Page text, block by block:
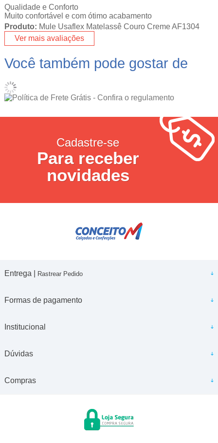
Qualidade e Conforto
Muito confortável e com ótimo acabamento
Produto: Mule Usaflex Matelassê Couro Creme AF1304
Ver mais avaliações
Você também pode gostar de
Cadastre-se
Para receber
novidades
Entrega | Rastrear Pedido
Formas de pagamento
Institucional
Dúvidas
Compras